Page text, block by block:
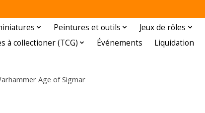
Peintures et outils Jeux de rôles
à collectioner (TCG)
Événements Liquidation
Age of Sigmar